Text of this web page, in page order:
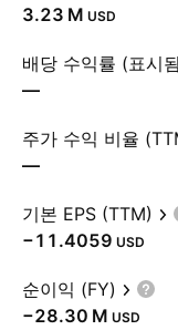
‪3.23 M‬ USD
배당 수익률 (표시
—
주가 수익 비율
—
기본 EPS (TTM)
−11.4059 USD
순이익 (FY)
‪−28.30 M‬ USD